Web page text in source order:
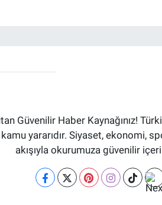
Güvenilir Haber Kaynağınız!
yararıdır. Siyaset, ekonomi,
akışıyla okurumuza güvenilir